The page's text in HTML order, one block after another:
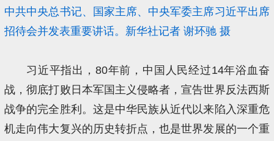
中共中央总书记、国家主席、中央军委主席习近平出席
招待会并发表重要讲话。新华社记者 谢环驰 摄
习近平指出，80年前，中国人民经过14年浴血奋
战，彻底打败日本军国主义侵略者，宣告世界反法西斯
战争的完全胜利。这是中华民族从近代以来陷入深重危
机走向伟大复兴的历史转折点，也是世界发展的一个重